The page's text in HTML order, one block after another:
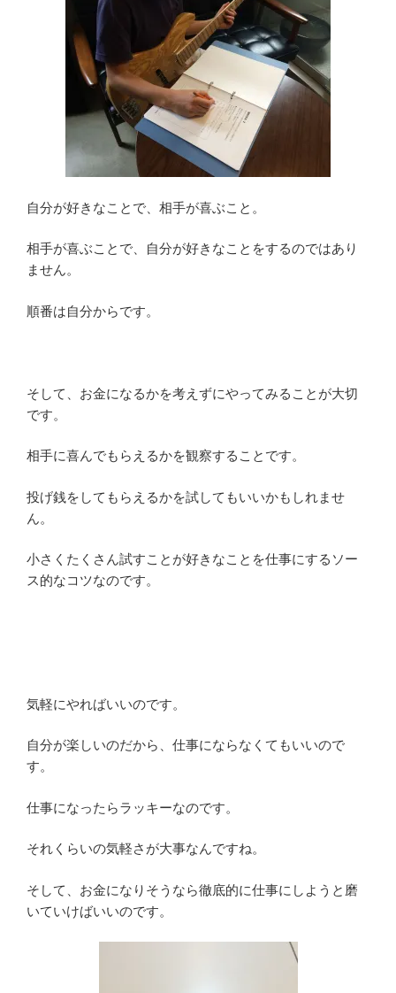
自分が好きなことで、相手が喜ぶこと。
相手が喜ぶことで、自分が好きなことをするのではあり
ません。
順番は自分からです。
そして、お金になるかを考えずにやってみることが大切
です。
相手に喜んでもらえるかを観察することです。
投げ銭をしてもらえるかを試してもいいかもしれませ
ん。
小さくたくさん試すことが好きなことを仕事にするソー
ス的なコツなのです。
気軽にやればいいのです。
自分が楽しいのだから、仕事にならなくてもいいので
す。
仕事になったらラッキーなのです。
それくらいの気軽さが大事なんですね。
そして、お金になりそうなら徹底的に仕事にしようと磨
いていけばいいのです。